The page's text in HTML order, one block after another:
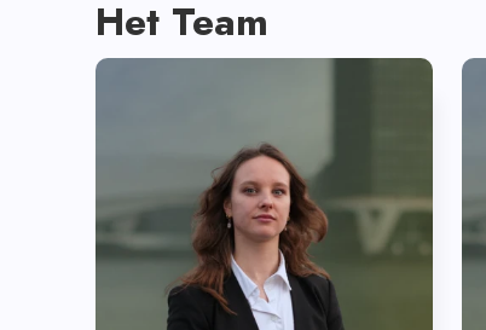
Het Team